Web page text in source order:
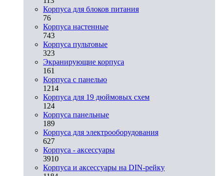
Корпуса для блоков питания
76
Корпуса настенные
743
Корпуса пультовые
323
Экранирующие корпуса
161
Корпуса с панелью
1214
Корпуса для 19 дюймовых схем
124
Корпуса панельные
189
Корпуса для электрооборудования
627
Корпуса - аксессуары
3910
Корпуса и аксессуары на DIN-рейку